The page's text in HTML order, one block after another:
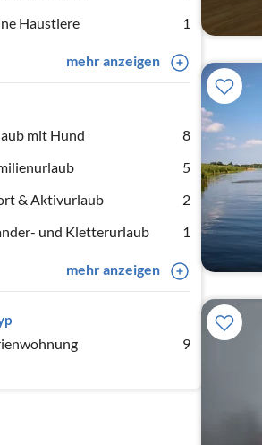
Haustiere
1
mehr anzeigen
mit Hund
8
5
& Aktivurlaub
2
und Kletterurlaub
1
mehr anzeigen
9